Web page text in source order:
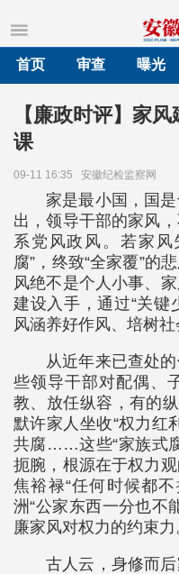
首页
审查 曝光
【廉政时评】家
课
09-11 16:35 安徽纪检监察网
家是最小国，国
出，领导干部的家风
系党风政风。若家风
腐”，终致“全家覆”的
风绝不是个人小事、
建设入手，通过“关键
风涵养好作风、培树社
从近年来已查处
些领导干部对配偶、
教、放任纵容，有的
默许家人坐收“权力红
共腐……这些“家族式
扼腕，根源在于权力
焦裕禄“任何时候都
洲“公家东西一分也不
廉家风对权力的约束力
古人云，身修而